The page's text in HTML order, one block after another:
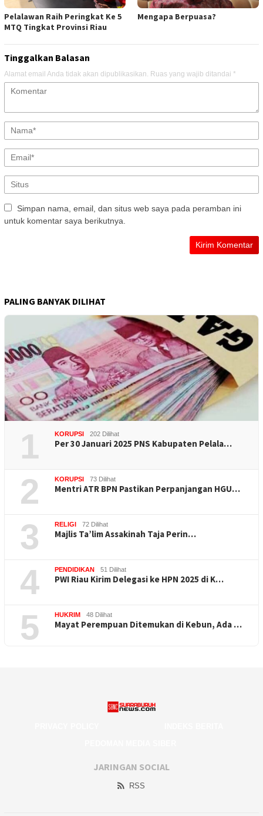
Pelalawan Raih Peringkat Ke 5
MTQ Tingkat Provinsi Riau
Mengapa Berpuasa?
Tinggalkan Balasan
Alamat email Anda tidak akan dipublikasikan. Ruas yang wajib ditandai *
Simpan nama, email, dan situs web saya pada peramban ini
untuk komentar saya berikutnya.
PALING BANYAK DILIHAT
1 KORUPSI 202 Dilihat
Per 30 Januari 2025 PNS Kabupaten Pelala…
2 KORUPSI 73 Dilihat
Mentri ATR BPN Pastikan Perpanjangan HGU…
3 RELIGI 72 Dilihat
Majlis Ta’lim Assakinah Taja Perin…
4 PENDIDIKAN 51 Dilihat
PWI Riau Kirim Delegasi ke HPN 2025 di K…
5 HUKRIM 48 Dilihat
Mayat Perempuan Ditemukan di Kebun, Ada …
JARINGAN SOCIAL
RSS